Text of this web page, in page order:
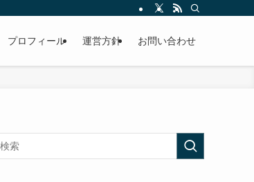
プロフィール 運営方針 お問い合わせ